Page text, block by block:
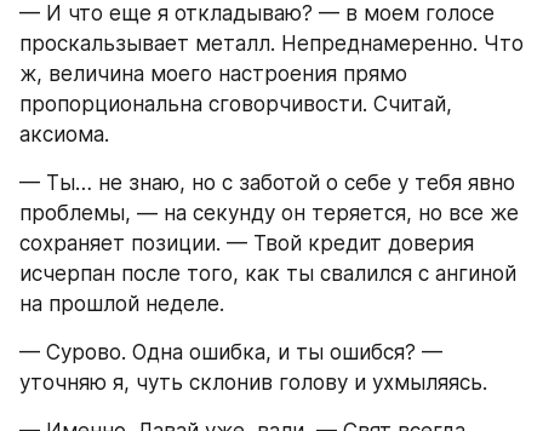
— И что еще я откладываю? — в моем голосе
проскальзывает металл. Непреднамеренно. Что
ж, величина моего настроения прямо
пропорциональна сговорчивости. Считай,
аксиома.
— Ты… не знаю, но с заботой о себе у тебя явно
проблемы, — на секунду он теряется, но все же
сохраняет позиции. — Твой кредит доверия
исчерпан после того, как ты свалился с ангиной
на прошлой неделе.
— Сурово. Одна ошибка, и ты ошибся? —
уточняю я, чуть склонив голову и ухмыляясь.